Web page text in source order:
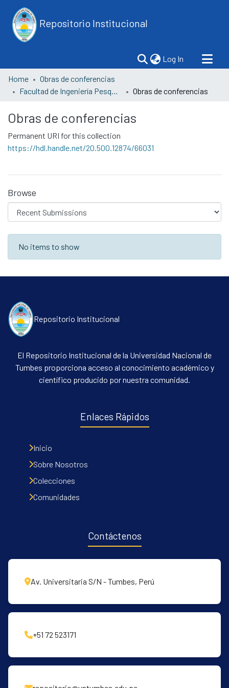
Repositorio Institucional
Log In (current)
Communities & Collections
All of DSpace
Statistics
Home
Obras de conferencias
Facultad de Ingeniería Pesquera y Ciencias del Mar
Obras de conferencias
Obras de conferencias
Permanent URI for this collection
https://hdl.handle.net/20.500.12874/66031
Browse
Recent Submissions
No items to show
Repositorio Institucional
El Repositorio Institucional de la Universidad Nacional de
Tumbes proporciona acceso al conocimiento académico y
científico producido por nuestra comunidad.
Enlaces Rápidos
Inicio
Sobre Nosotros
Colecciones
Comunidades
Contáctenos
Av. Universitaria S/N - Tumbes, Perú
+51 72 523171